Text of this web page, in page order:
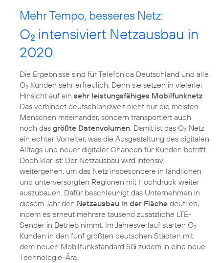
Mehr Tempo, besseres Netz:
O2 intensiviert Netzausbau in
2020
Die Ergebnisse sind für Telefónica Deutschland und alle
O2 Kunden sehr erfreulich. Denn sie setzen in vielerlei
Hinsicht auf ein sehr leistungsfähiges Mobilfunknetz.
Das verbindet deutschlandweit nicht nur die meisten
Menschen miteinander, sondern transportiert auch
noch das größte Datenvolumen. Damit ist das O2 Netz
ein echter Vorreiter, was die Ausgestaltung des digitalen
Alltags und neuer digitaler Chancen für Kunden betrifft.
Doch klar ist: Der Netzausbau wird intensiv
weitergehen, um das Netz insbesondere in ländlichen
und unterversorgten Regionen mit Hochdruck weiter
auszubauen. Dafür beschleunigt das Unternehmen in
diesem Jahr den Netzausbau in der Fläche deutlich,
indem es erneut mehrere tausend zusätzliche LTE-
Sender in Betrieb nimmt. Im Jahresverlauf starten O2
Kunden in den fünf größten deutschen Städten mit
dem neuen Mobilfunkstandard 5G zudem in eine neue
Technologie-Ära.